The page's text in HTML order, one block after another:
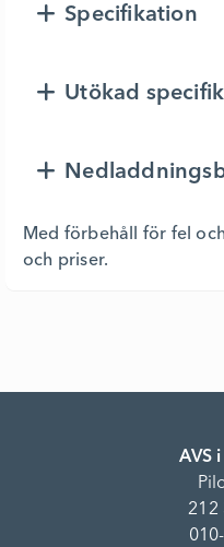
Specifikation
Utökad
Med förbehåll för fel
och priser.
AVS
212